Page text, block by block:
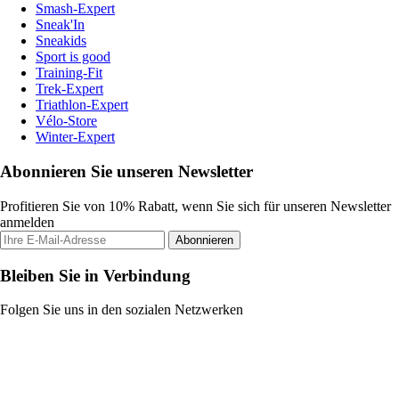
Smash-Expert
Sneak'In
Sneakids
Sport is good
Training-Fit
Trek-Expert
Triathlon-Expert
Vélo-Store
Winter-Expert
Abonnieren Sie unseren Newsletter
Profitieren Sie von 10% Rabatt, wenn Sie sich für unseren Newsletter
anmelden
Abonnieren
Bleiben Sie in Verbindung
Folgen Sie uns in den sozialen Netzwerken